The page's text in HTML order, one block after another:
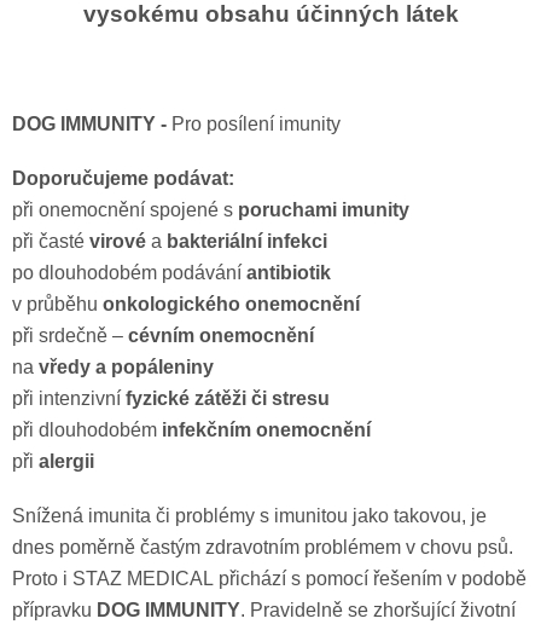
vysokému obsahu účinných látek
DOG IMMUNITY - Pro posílení imunity
Doporučujeme podávat:
při onemocnění spojené s poruchami imunity
při časté virové a bakteriální infekci
po dlouhodobém podávání antibiotik
v průběhu onkologického onemocnění
při srdečně – cévním onemocnění
na vředy a popáleniny
při intenzivní fyzické zátěži či stresu
při dlouhodobém infekčním onemocnění
při alergii
Snížená imunita či problémy s imunitou jako takovou, je
dnes poměrně častým zdravotním problémem v chovu psů.
Proto i STAZ MEDICAL přichází s pomocí řešením v podobě
přípravku DOG IMMUNITY. Pravidelně se zhoršující životní